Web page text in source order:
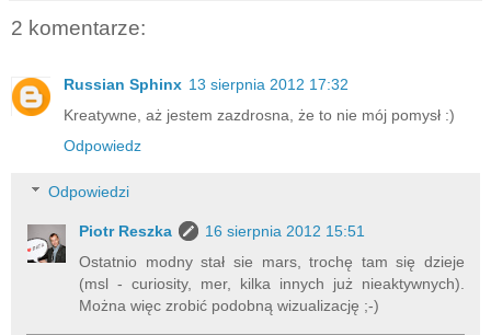
2 komentarze:
Russian Sphinx 13 sierpnia 2012 17:32
Kreatywne, aż jestem zazdrosna, że to nie mój pomysł :)
Odpowiedz
Odpowiedzi
Piotr Reszka
16 sierpnia 2012 15:51
Ostatnio modny stał sie mars, trochę tam się dzieje
(msl - curiosity, mer, kilka innych już nieaktywnych).
Można więc zrobić podobną wizualizację ;-)